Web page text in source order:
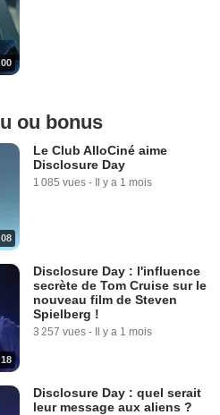
ou bonus
Le Club AlloCiné aime
Disclosure Day
1 085 vues - Il y a 1 mois
Disclosure Day : l'influence
secrète de Tom Cruise sur le
nouveau film de Steven
Spielberg !
3 257 vues - Il y a 1 mois
Disclosure Day : quel serait
leur message aux aliens ?